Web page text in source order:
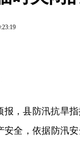
报，县防汛抗旱
安全，依据防汛